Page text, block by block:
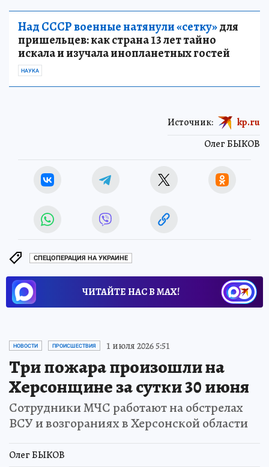
Над СССР военные натянули «сетку»для
пришельцев: как страна 13 лет тайно
искала и изучала инопланетных гостей
НАУКА
Олег БЫКОВ
Источник: kp.ru
СПЕЦОПЕРАЦИЯ НА УКРАИНЕ
ЧИТАЙТЕ НАС В МАХ!
НОВОСТИ ПРОИСШЕСТВИЯ 1 июля 2026 5:51
Три пожара произошли на
Херсонщине за сутки 30 июня
Сотрудники МЧС работают на обстрелах
ВСУ и возгораниях в Херсонской области
Олег БЫКОВ